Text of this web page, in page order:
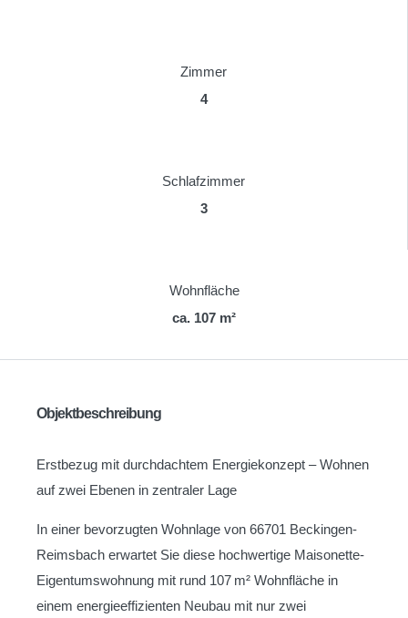
Zimmer
4
Schlafzimmer
3
Wohnfläche
ca. 107 m²
Objektbeschreibung
Erstbezug mit durchdachtem Energiekonzept – Wohnen
auf zwei Ebenen in zentraler Lage
In einer bevorzugten Wohnlage von 66701 Beckingen-
Reimsbach erwartet Sie diese hochwertige Maisonette-
Eigentumswohnung mit rund 107 m² Wohnfläche in
einem energieeffizienten Neubau mit nur zwei